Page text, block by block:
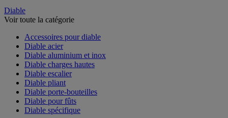
Diable
Accessoires pour diable
Diable acier
Diable aluminium et inox
Diable charges hautes
Diable escalier
Diable pliant
Diable porte-bouteilles
Diable pour fûts